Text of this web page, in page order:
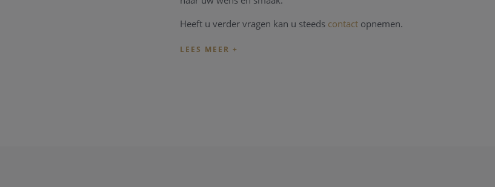
Heeft u verder vragen kan u steeds contact opnemen.